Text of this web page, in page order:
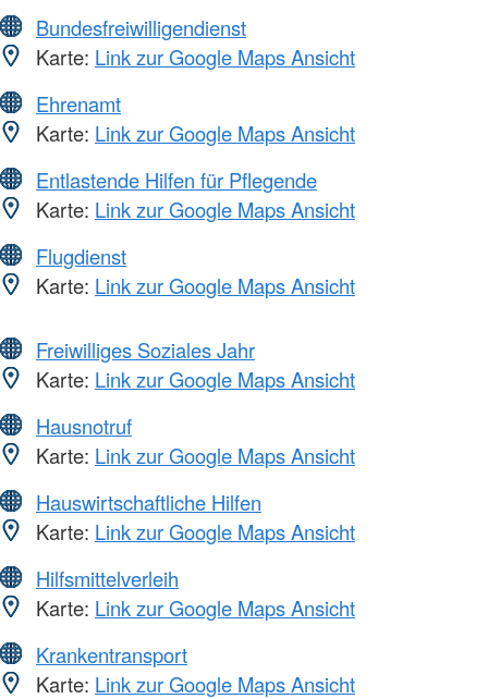
Bundesfreiwilligendienst
Karte: Link zur Google Maps Ansicht
Ehrenamt
Karte: Link zur Google Maps Ansicht
Entlastende Hilfen für Pflegende
Karte: Link zur Google Maps Ansicht
Flugdienst
Karte: Link zur Google Maps Ansicht
Freiwilliges Soziales Jahr
Karte: Link zur Google Maps Ansicht
Hausnotruf
Karte: Link zur Google Maps Ansicht
Hauswirtschaftliche Hilfen
Karte: Link zur Google Maps Ansicht
Hilfsmittelverleih
Karte: Link zur Google Maps Ansicht
Krankentransport
Karte: Link zur Google Maps Ansicht